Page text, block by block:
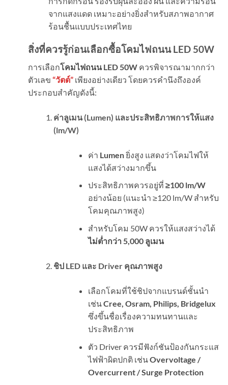
จากแสงแดด เหมาะอย่างยิ่งสำหรับสภาพอากาศ
ร้อนชื้นแบบประเทศไทย
สิ่งที่ควรรู้ก่อนเลือกซื้อโคมไฟถนนLED 50W
การเลือกโคมไฟถนน LED 50W ควรพิจารณามากกว่า
ตัวเลข “วัตต์” เพียงอย่างเดียว โดยควรคำนึงถึงองค์
ประกอบสำคัญดังนี้:
ค่าลูเมน (Lumen) และประสิทธิภาพการให้แสง
(lm/W)
ค่า Lumenยิ่งสูง แสดงว่าโคมไฟให้
แสงได้สว่างมากขึ้น
ประสิทธิภาพควรอยู่ที่≥100 lm/W
อย่างน้อย (แนะนำ ≥120 lm/W สำหรับ
โคมคุณภาพสูง)
สำหรับโคม 50W ควรให้แสงสว่างได้
ไม่ต่ำกว่า5,000 ลูเมน
ชิป LED และ Driver คุณภาพสูง
เลือกโคมที่ใช้ชิปจากแบรนด์ชั้นนำ
เช่นCree, Osram, Philips, Bridgelux
ซึ่งขึ้นชื่อเรื่องความทนทานและ
ประสิทธิภาพ
ตัว Driver ควรมีฟังก์ชันป้องกันกระแส
ไฟฟ้าผิดปกติ เช่นOvervoltage /
Overcurrent / Surge Protection